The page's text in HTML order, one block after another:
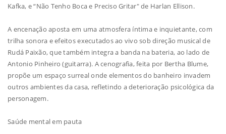
Kafka, e “Não Tenho Boca e Preciso Gritar" de Harlan Ellison.
A encenação aposta em uma atmosfera íntima e inquietante, com
trilha sonora e efeitos executados ao vivo sob direção musical de
Rudá Paixão, que também integra a banda na bateria, ao lado de
Antonio Pinheiro (guitarra). A cenografia, feita por Bertha Blume,
propõe um espaço surreal onde elementos do banheiro invadem
outros ambientes da casa, refletindo a deterioração psicológica da
personagem.
Saúde mental em pauta